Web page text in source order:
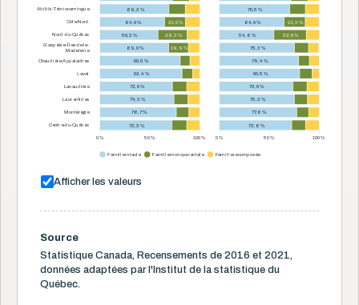
0 % 50 % 100 % 0 % 50 % 100 %
69,2 %
64,8 % 21,0 %
58,2 % 29,3 %
69,0 % 19,9 %
80,5 %
82,4 %
72,8 %
74,3 %
76,7 %
72,3 %
70,5 %
64,8 % 21,3 %
54,6 % 32,8 %
75,3 %
79,4 %
80,5 %
73,8 %
75,2 %
77,6 %
72,6 %
Abitibi-Témiscamingue
Côte-Nord
Nord-du-Québec
Gaspésie–Îles-de-la-
Madeleine
Chaudière-Appalaches
Laval
Lanaudière
Laurentides
Montérégie
Centre-du-Québec
Famille intacte Famille monoparentale Famille recomposée
Afficher les valeurs
Source
Statistique Canada, Recensements de 2016 et 2021,
données adaptées par l'Institut de la statistique du
Québec.